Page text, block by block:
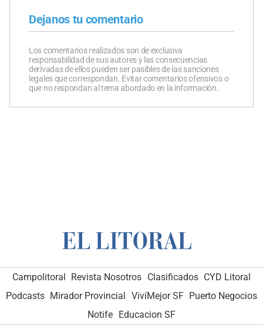
Dejanos tu comentario
Los comentarios realizados son de exclusiva
responsabilidad de sus autores y las consecuencias
derivadas de ellos pueden ser pasibles de las sanciones
legales que correspondan. Evitar comentarios ofensivos o
que no respondan al tema abordado en la información.
Campolitoral Revista Nosotros Clasificados CYD Litoral
Podcasts Mirador Provincial VivíMejor SF Puerto Negocios
Notife
Educacion SF